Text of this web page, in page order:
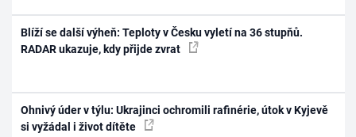
Blíží se další výheň: Teploty v Česku vyletí na 36 stupňů.
RADAR ukazuje, kdy přijde zvrat
Ohnivý úder v týlu: Ukrajinci ochromili rafinérie, útok v Kyjevě
si vyžádal i život dítěte